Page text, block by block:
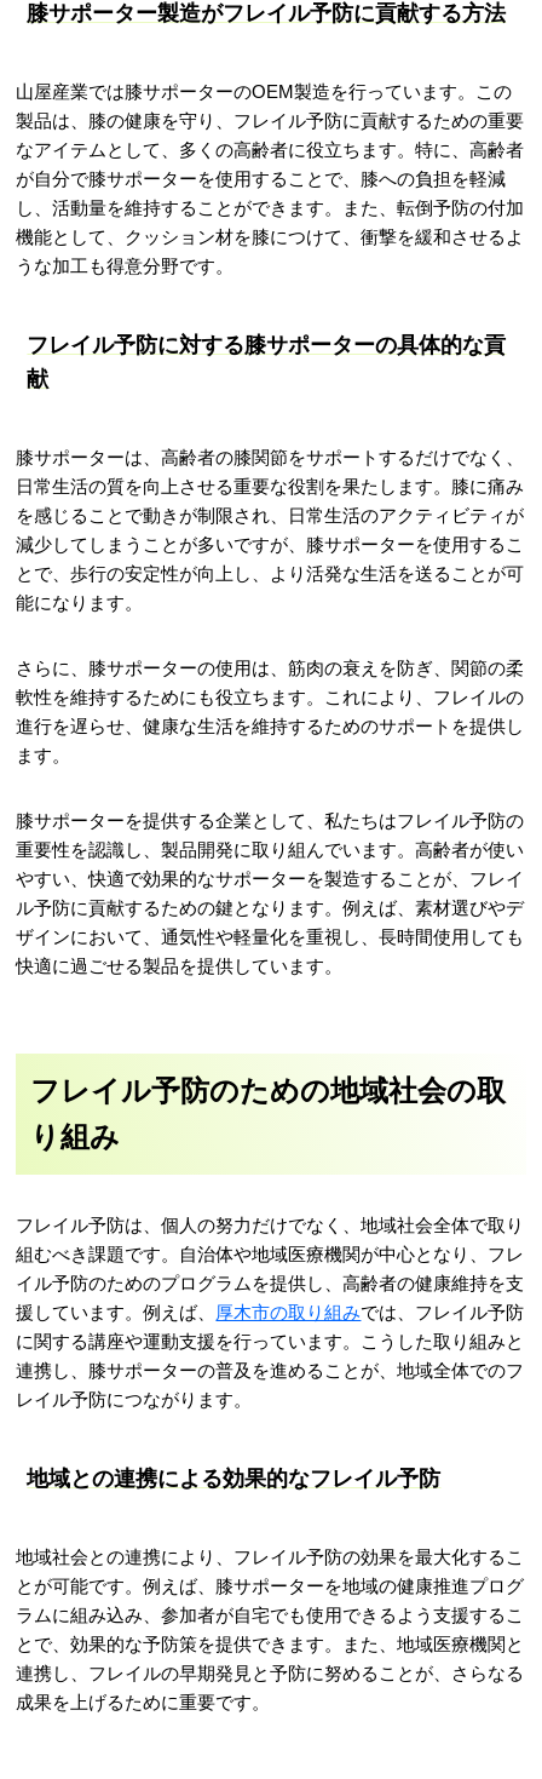
膝サポーター製造がフレイル予防に貢献する方法
山屋産業では膝サポーターのOEM製造を行っています。この
製品は、膝の健康を守り、フレイル予防に貢献するための重要
なアイテムとして、多くの高齢者に役立ちます。特に、高齢者
が自分で膝サポーターを使用することで、膝への負担を軽減
し、活動量を維持することができます。また、転倒予防の付加
機能として、クッション材を膝につけて、衝撃を緩和させるよ
うな加工も得意分野です。
フレイル予防に対する膝サポーターの具体的な貢
献
膝サポーターは、高齢者の膝関節をサポートするだけでなく、
日常生活の質を向上させる重要な役割を果たします。膝に痛み
を感じることで動きが制限され、日常生活のアクティビティが
減少してしまうことが多いですが、膝サポーターを使用するこ
とで、歩行の安定性が向上し、より活発な生活を送ることが可
能になります。
さらに、膝サポーターの使用は、筋肉の衰えを防ぎ、関節の柔
軟性を維持するためにも役立ちます。これにより、フレイルの
進行を遅らせ、健康な生活を維持するためのサポートを提供し
ます。
膝サポーターを提供する企業として、私たちはフレイル予防の
重要性を認識し、製品開発に取り組んでいます。高齢者が使い
やすい、快適で効果的なサポーターを製造することが、フレイ
ル予防に貢献するための鍵となります。例えば、素材選びやデ
ザインにおいて、通気性や軽量化を重視し、長時間使用しても
快適に過ごせる製品を提供しています。
フレイル予防のための地域社会の取
り組み
フレイル予防は、個人の努力だけでなく、地域社会全体で取り
組むべき課題です。自治体や地域医療機関が中心となり、フレ
イル予防のためのプログラムを提供し、高齢者の健康維持を支
援しています。例えば、 厚木市の取り組みでは、フレイル予防
に関する講座や運動支援を行っています。こうした取り組みと
連携し、膝サポーターの普及を進めることが、地域全体でのフ
レイル予防につながります。
地域との連携による効果的なフレイル予防
地域社会との連携により、フレイル予防の効果を最大化するこ
とが可能です。例えば、膝サポーターを地域の健康推進プログ
ラムに組み込み、参加者が自宅でも使用できるよう支援するこ
とで、効果的な予防策を提供できます。また、地域医療機関と
連携し、フレイルの早期発見と予防に努めることが、さらなる
成果を上げるために重要です。